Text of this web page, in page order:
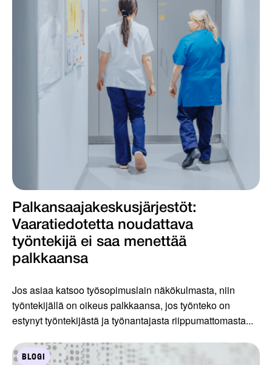
Palkansaajakeskus­järjestöt:
Vaaratiedotetta noudattava
työntekijä ei saa menettää
palkkaansa
Jos asiaa katsoo työsopimuslain näkökulmasta, niin
työntekijällä on oikeus palkkaansa, jos työnteko on
estynyt työntekijästä ja työnantajasta riippumattomasta...
BLOGI